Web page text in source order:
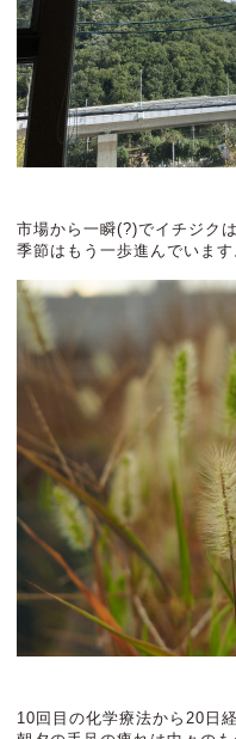
市場から一瞬(?)でイチジク
季節はもう一歩進んでいます
10回目の化学療法から20日